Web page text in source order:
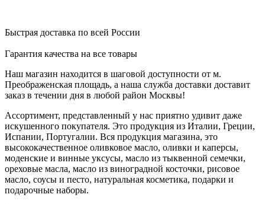
Быстрая доставка по всей России
Гарантия качества на все товары
Наш магазин находится в шаговой доступности от м.
Преображенская площадь, а наша служба доставки доставит
заказ в течении дня в любой район Москвы!
Ассортимент, представленный у нас приятно удивит даже
искушенного покупателя. Это продукция из Италии, Греции,
Испании, Португалии. Вся продукция магазина, это
высококачественное оливковое масло, оливки и каперсы,
моденские и винные уксусы, масло из тыквенной семечки,
ореховые масла, масло из виноградной косточки, рисовое
масло, соусы и песто, натуральная косметика, подарки и
подарочные наборы.